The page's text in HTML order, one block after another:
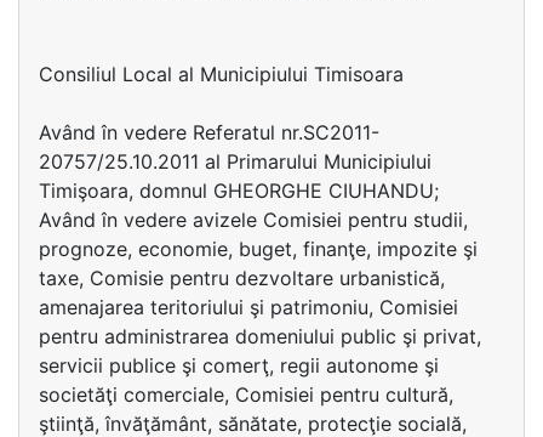
Consiliul Local al Municipiului Timisoara
Având în vedere Referatul nr.SC2011-
20757/25.10.2011 al Primarului Municipiului
Timişoara, domnul GHEORGHE CIUHANDU;
Având în vedere avizele Comisiei pentru studii,
prognoze, economie, buget, finanţe, impozite şi
taxe, Comisie pentru dezvoltare urbanistică,
amenajarea teritoriului şi patrimoniu, Comisiei
pentru administrarea domeniului public şi privat,
servicii publice şi comerţ, regii autonome şi
societăţi comerciale, Comisiei pentru cultură,
ştiinţă, învăţământ, sănătate, protecţie socială,